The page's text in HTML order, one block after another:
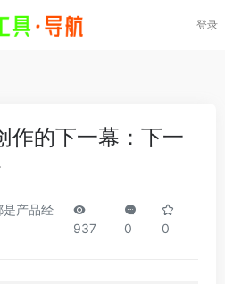
登录
作的下一幕：下一
产品经
937 0 0